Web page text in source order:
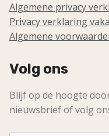
Algemene privacy
Privacy verklaring
Algemene
Volg ons
Blijf op de hoogte
nieuwsbrief of volg